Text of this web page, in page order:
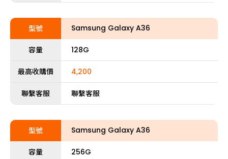
型號 Samsung Galaxy A36
容量 128G
最高收購價 4,200
聯繫客服 聯繫客服
型號 Samsung Galaxy A36
容量 256G